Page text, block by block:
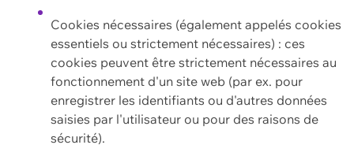
Cookies nécessaires (également appelés cookies
essentiels ou strictement nécessaires) : ces
cookies peuvent être strictement nécessaires au
fonctionnement d'un site web (par ex. pour
enregistrer les identifiants ou d'autres données
saisies par l'utilisateur ou pour des raisons de
sécurité).